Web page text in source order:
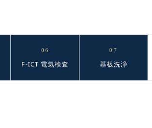
06
F-ICT 電気検査
07
基板洗浄